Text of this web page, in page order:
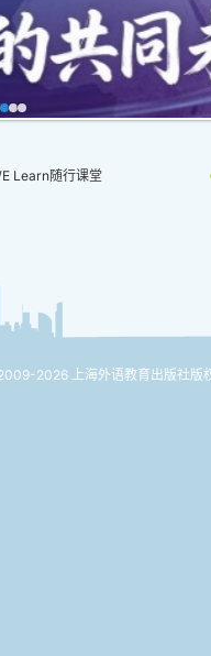
Learn随行课堂
2026 上海外语教育出版社版